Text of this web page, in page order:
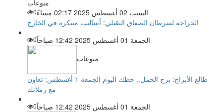
منوعات
السبت 02 أغسطس 2025 02:17 مساءً
0
الجراحة لسرطان الصفاق النقيلي: أساليب مبتكرة في الخارج
الجمعة 01 أغسطس 2025 12:42 صباحاً
0
منوعات
طالع الأبراج: برج الحمل.. حظك اليوم الجمعة 1 أغسطس: تعاون
مع زملائك
الجمعة 01 أغسطس 2025 12:42 صباحاً
0